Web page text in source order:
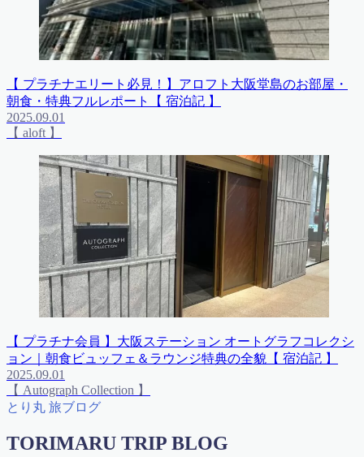
【 プラチナエリート必見！】アロフト大阪堂島のお部屋・
朝食・特典フルレポート【 宿泊記 】
2025.09.01
【 aloft 】
【 プラチナ会員 】大阪ステーション オートグラフコレクシ
ョン｜朝食ビュッフェ＆ラウンジ特典の全貌【 宿泊記 】
2025.09.01
【 Autograph Collection 】
とり丸 旅ブログ
TORIMARU TRIP BLOG